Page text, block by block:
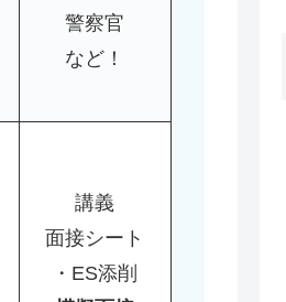
警察官
など！
講義
面接シート
・ES添削